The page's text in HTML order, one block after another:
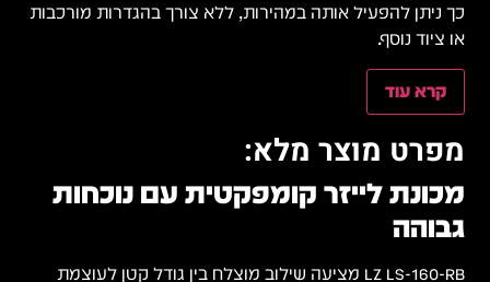
כך ניתן להפעיל אותה במהירות, ללא צורך בהגדרות מורכבות
או ציוד נוסף.
קרא עוד
מפרט מוצר מלא:
מכונת לייזר קומפקטית עם נוכחות
גבוהה
LZ LS-160-RB מציעה שילוב מוצלח בין גודל קטן לעוצמת